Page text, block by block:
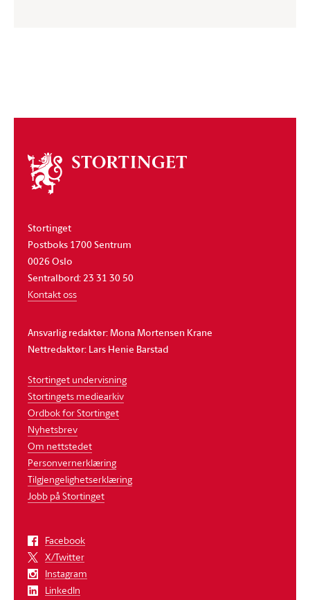
Om
stortinget
Stortinget
Postboks 1700 Sentrum
0026 Oslo
Sentralbord: 23 31 30 50
Kontakt oss
Ansvarlig redaktør: Mona Mortensen Krane
Nettredaktør: Lars Henie Barstad
Stortinget undervisning
Stortingets mediearkiv
Ordbok for Stortinget
Nyhetsbrev
Om nettstedet
Personvernerklæring
Tilgjengelighetserklæring
Jobb på Stortinget
Facebook
X/Twitter
Instagram
LinkedIn